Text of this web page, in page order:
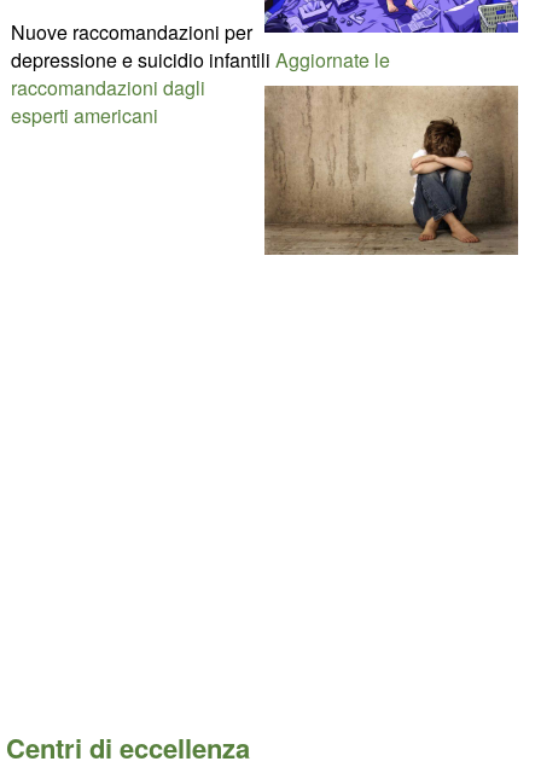
Nuove raccomandazioni per
depressione e suicidio infantili Aggiornate le
raccomandazioni dagli
esperti americani
Centri di eccellenza